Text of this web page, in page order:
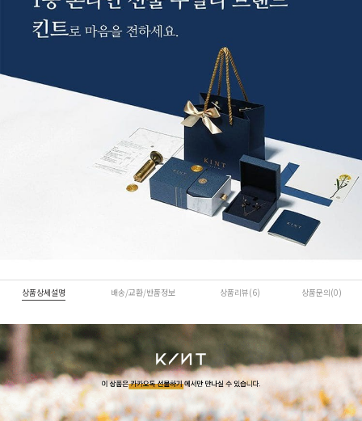
상품상세설명 배송/교환/반품정보 상품리뷰(6) 상품문의(0)